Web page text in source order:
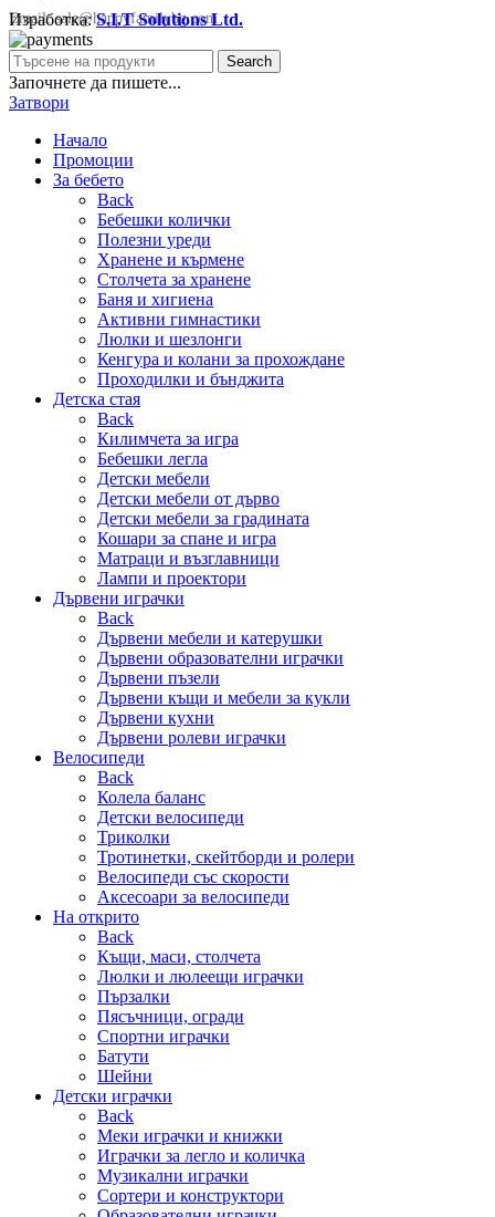
Email:sale@happyfamilybg.com
Изработка:S.I.T Solutions Ltd.
Search
Започнете да пишете...
Затвори
Начало
Промоции
За бебето
Back
Бебешки колички
Полезни уреди
Хранене и кърмене
Столчета за хранене
Баня и хигиена
Активни гимнастики
Люлки и шезлонги
Кенгура и колани за прохождане
Проходилки и бънджита
Детска стая
Back
Килимчета за игра
Бебешки легла
Детски мебели
Детски мебели от дърво
Детски мебели за градината
Кошари за спане и игра
Матраци и възглавници
Лампи и проектори
Дървени играчки
Back
Дървени мебели и катерушки
Дървени образователни играчки
Дървени пъзели
Дървени къщи и мебели за кукли
Дървени кухни
Дървени ролеви играчки
Велосипеди
Back
Колела баланс
Детски велосипеди
Триколки
Тротинетки, скейтборди и ролери
Велосипеди със скорости
Аксесоари за велосипеди
На открито
Back
Къщи, маси, столчета
Люлки и люлеещи играчки
Пързалки
Пясъчници, огради
Спортни играчки
Батути
Шейни
Детски играчки
Back
Меки играчки и книжки
Играчки за легло и количка
Музикални играчки
Сортери и конструктори